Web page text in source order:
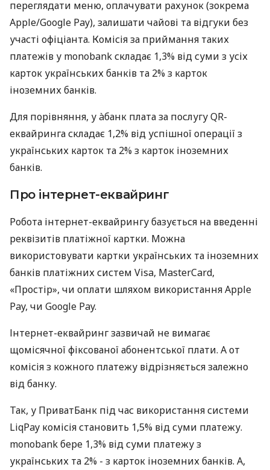
переглядати меню, оплачувати рахунок (зокрема
Apple/Google Pay), залишати чайові та відгуки без
участі офіціанта. Комісія за приймання таких
платежів у monobank складає 1,3% від суми з усіх
карток українських банків та 2% з карток
іноземних банків.
Для порівняння, у àбанк плата за послугу QR-
еквайринга складає 1,2% від успішної операції з
українських карток та 2% з карток іноземних
банків.
Про інтернет-еквайринг
Робота інтернет-еквайрингу базується на введенні
реквізитів платіжної картки. Можна
використовувати картки українських та іноземних
банків платіжних систем Visa, MasterCard,
«Простір», чи оплати шляхом використання Apple
Pay, чи Google Pay.
Інтернет-еквайринг зазвичай не вимагає
щомісячної фіксованої абонентської плати. А от
комісія з кожного платежу відрізняється залежно
від банку.
Так, у ПриватБанк під час використання системи
LiqPay комісія становить 1,5% від суми платежу.
monobank бере 1,3% від суми платежу з
українських та 2% - з карток іноземних банків. А,